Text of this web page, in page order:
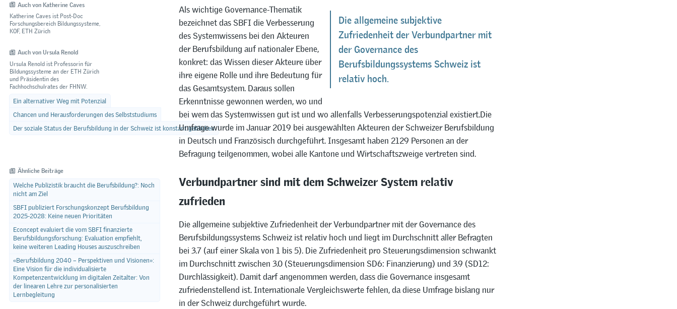
Auch von Katherine Caves
Katherine Caves ist Post-Doc
Forschungsbereich Bildungssysteme,
KOF, ETH Zürich
Auch von Ursula Renold
Ursula Renold ist Professorin für
Bildungssysteme an der ETH Zürich
und Präsidentin des
Fachhochschulrates der FHNW.
Ein alternativer Weg mit Potenzial
Chancen und Herausforderungen des Selbststudiums
Der soziale Status der Berufsbildung in der Schweiz ist konstant geblieben
Ähnliche Beiträge
Welche Publizistik braucht die Berufsbildung?: Noch
nicht am Ziel
SBFI publiziert Forschungskonzept Berufsbildung
2025-2028: Keine neuen Prioritäten
Econcept evaluiert die vom SBFI finanzierte
Berufsbildungsforschung: Evaluation empfiehlt,
keine weiteren Leading Houses auszuschreiben
«Berufsbildung 2040 – Perspektiven und Visionen»:
Eine Vision für die individualisierte
Kompetenzentwicklung im digitalen Zeitalter: Von
der linearen Lehre zur personalisierten
Lernbegleitung
Die allgemeine subjektive
Zufriedenheit der Verbundpartner mit
der Governance des
Berufsbildungssystems Schweiz ist
relativ hoch.
Als wichtige Governance-Thematik
bezeichnet das SBFI die Verbesserung
des Systemwissens bei den Akteuren
der Berufsbildung auf nationaler Ebene,
konkret: das Wissen dieser Akteure über
ihre eigene Rolle und ihre Bedeutung für
das Gesamtsystem. Daraus sollen
Erkenntnisse gewonnen werden, wo und
bei wem das Systemwissen gut ist und wo allenfalls Verbesserungspotenzial existiert.Die
Umfrage wurde im Januar 2019 bei ausgewählten Akteuren der Schweizer Berufsbildung
in Deutsch und Französisch durchgeführt. Insgesamt haben 2129 Personen an der
Befragung teilgenommen, wobei alle Kantone und Wirtschaftszweige vertreten sind.
Verbundpartner sind mit dem Schweizer System relativ
zufrieden
Die allgemeine subjektive Zufriedenheit der Verbundpartner mit der Governance des
Berufsbildungssystems Schweiz ist relativ hoch und liegt im Durchschnitt aller Befragten
bei 3.7 (auf einer Skala von 1 bis 5). Die Zufriedenheit pro Steuerungsdimension schwankt
im Durchschnitt zwischen 3.0 (Steuerungsdimension SD6: Finanzierung) und 3.9 (SD12:
Durchlässigkeit). Damit darf angenommen werden, dass die Governance insgesamt
zufriedenstellend ist. Internationale Vergleichswerte fehlen, da diese Umfrage bislang nur
in der Schweiz durchgeführt wurde.